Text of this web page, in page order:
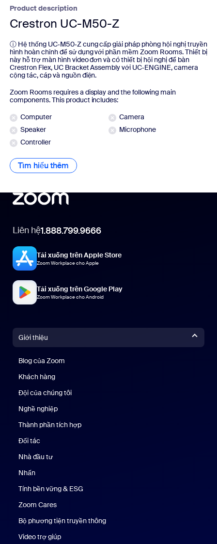
Product description
Crestron UC-M50-Z
ⓘ Hệ thống UC‑M50‑Z cung cấp giải pháp phòng hội nghị truyền
hình hoàn chỉnh để sử dụng với phần mềm Zoom Rooms. Thiết bị
này hỗ trợ màn hình video đơn và có thiết bị hội nghị để bàn
Crestron Flex, UC Bracket Assembly với UC‑ENGINE, camera
cộng tác, cáp và nguồn điện.
Zoom Rooms requires a display and the following main
components. This product includes:
Computer
Camera
Speaker
Microphone
Controller
Tìm hiểu thêm Tìm hiểu thêm
Liên hệ1.888.799.9666
Tải xuống trên Apple Store
Zoom Workplace cho Apple
Tải xuống trên Google Play
Zoom Workplace cho Android
Giới thiệu
Blog của Zoom
Khách hàng
Đội của chúng tôi
Nghề nghiệp
Thành phần tích hợp
Đối tác
Nhà đầu tư
Nhấn
Tính bền vững & ESG
Zoom Cares
Bộ phương tiện truyền thông
Video trợ giúp